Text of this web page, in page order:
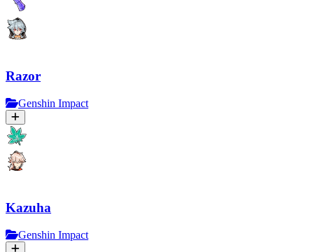
Razor
Genshin Impact
Kazuha
Genshin Impact